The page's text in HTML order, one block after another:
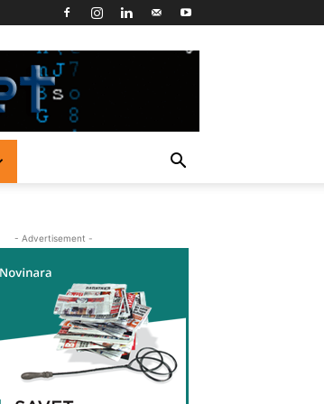
- Advertisement -